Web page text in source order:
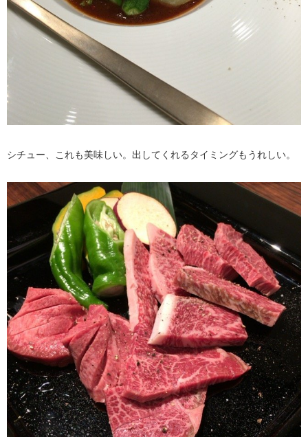
シチュー、これも美味しい。出してくれるタイミングもうれしい。